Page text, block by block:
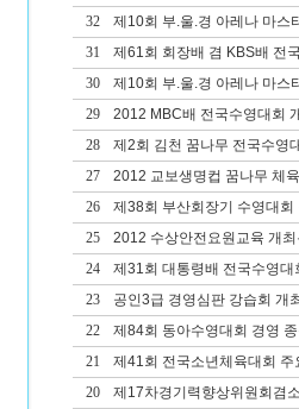
32
제10회 부.울.경 아레나 마스
31
제61회 회장배 겸 KBS배 전
30
제10회 부.울.경 아레나 마스
29
2012 MBC배 전국수영대회
28
제2회 김천 꿈나무 전국수영
27
2012 교보생명컵 꿈나무 체
26
제38회 부산회장기 수영대
25
2012 수상안전요원교육 개최
24
제31회 대통령배 전국수영대
23
공인3급 경영심판 강습회 개
22
제84회 동아수영대회 경영
21
제41회 전국소년체육대회 주
20
제17차경기력향상위원회겸